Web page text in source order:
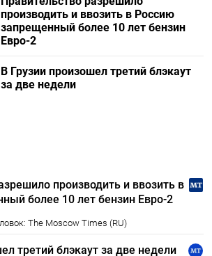
производить и ввозить в Россию
запрещенный более 10 лет бензин
Евро-2
В Грузии произошел третий блэкаут
за две недели